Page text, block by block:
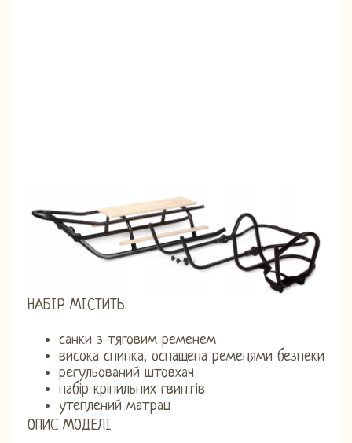
НАБІР МІСТИТЬ:
санки з тяговим ременем
висока спинка, оснащена ременями безпеки
регульований штовхач
набір кріпильних гвинтів
утеплений матрац
ОПИС МОДЕЛІ